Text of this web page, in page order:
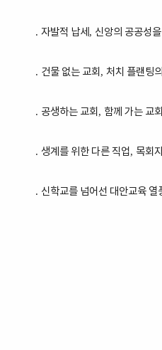
. 자발적 납세 , 신앙의 공공성
. 건물 없는 교회 , 처치 플랜팅
. 공생하는 교회 , 함께 가는 교회
. 생계를 위한 다른 직업, 목회
. 신학교를 넘어선 대안교육 열